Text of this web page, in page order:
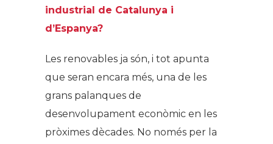
industrial de Catalunya i
d’Espanya?
Les renovables ja són, i tot apunta
que seran encara més, una de les
grans palanques de
desenvolupament econòmic en les
pròximes dècades. No només per la